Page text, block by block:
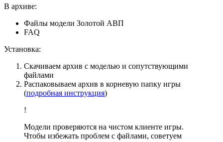
В архиве:
Файлы модели Золотой АВП
FAQ
Установка:
Скачиваем архив с моделью и сопутствующими
файлами
Распаковываем архив в корневую папку игры
(подробная инструкция)
!
Модели проверяются на чистом клиенте игры.
Чтобы избежать проблем с файлами, советуем